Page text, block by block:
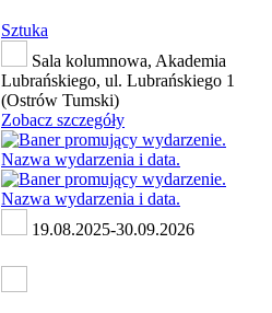
Sztuka
Sala kolumnowa, Akademia
Lubrańskiego, ul. Lubrańskiego 1
(Ostrów Tumski)
Zobacz szczegóły
19.08.2025-30.09.2026